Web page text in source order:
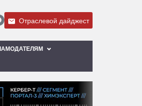
Отраслевой дайджест